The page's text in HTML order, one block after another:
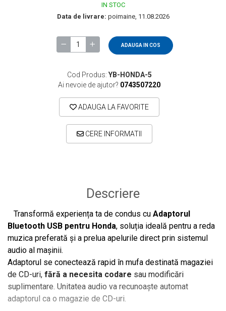
IN STOC
Data de livrare: poimaine, 11.08.2026
ADAUGA IN COS
Cod Produs: YB-HONDA-5
Ai nevoie de ajutor? 0743507220
ADAUGA LA FAVORITE
CERE INFORMATII
Descriere
Transformă experiența ta de condus cu Adaptorul
Bluetooth USB pentru Honda, soluția ideală pentru a reda
muzica preferată și a prelua apelurile direct prin sistemul
audio al mașinii.
Adaptorul se conectează rapid în mufa destinată magaziei
de CD-uri, fără a necesita codare sau modificări
suplimentare. Unitatea audio va recunoaște automat
adaptorul ca o magazie de CD-uri.